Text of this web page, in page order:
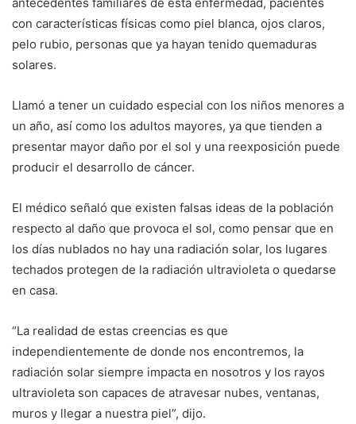
con características físicas como piel blanca, ojos claros,
pelo rubio, personas que ya hayan tenido quemaduras
solares.
Llamó a tener un cuidado especial con los niños menores a
un año, así como los adultos mayores, ya que tienden a
presentar mayor daño por el sol y una reexposición puede
producir el desarrollo de cáncer.
El médico señaló que existen falsas ideas de la población
respecto al daño que provoca el sol, como pensar que en
los días nublados no hay una radiación solar, los lugares
techados protegen de la radiación ultravioleta o quedarse
en casa.
“La realidad de estas creencias es que
independientemente de donde nos encontremos, la
radiación solar siempre impacta en nosotros y los rayos
ultravioleta son capaces de atravesar nubes, ventanas,
muros y llegar a nuestra piel”, dijo.